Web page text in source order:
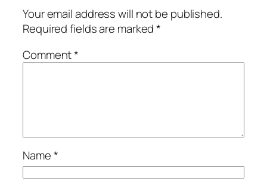
Your email address will not be published.
Required fields are marked*
Comment*
Name*